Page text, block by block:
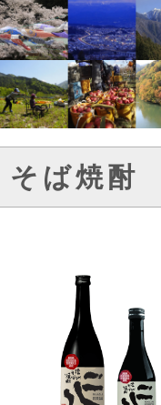
そば焼酎